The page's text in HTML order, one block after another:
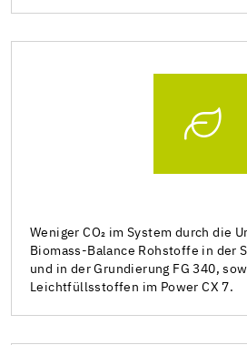
Weniger CO₂ im System durch die
Biomass-Balance Rohstoffe in der
und in der Grundierung FG 340,
Leichtfüllsstoffen im Power CX 7.